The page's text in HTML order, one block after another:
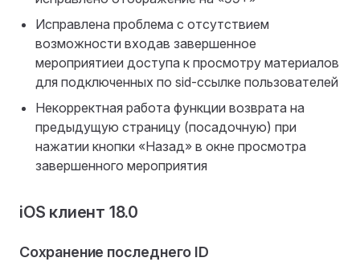
Исправлена проблема с отсутствием
возможности входав завершенное
мероприятиеи доступа к просмотру материалов
для подключенных по sid-ссылке пользователей
Некорректная работа функции возврата на
предыдущую страницу (посадочную) при
нажатии кнопки «Назад» в окне просмотра
завершенного мероприятия
iOS клиент 18.0
Сохранение последнего ID